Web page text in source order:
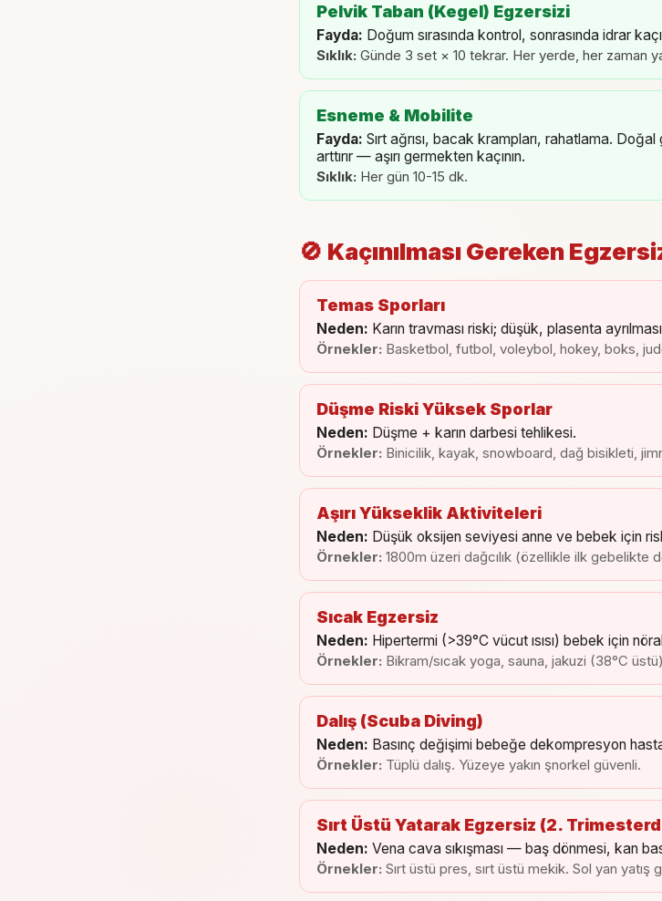
Pelvik Taban (Kegel) Egzersizi
Fayda: Doğum sırasında kontrol, sonrasında idrar
Sıklık: Günde 3 set × 10 tekrar. Her yerde, her zaman
Esneme & Mobilite
Fayda: Sırt ağrısı, bacak krampları, rahatlama.
arttırır — aşırı germekten kaçının.
Sıklık: Her gün 10-15 dk.
🚫 Kaçınılması Gereken
Temas Sporları
Neden: Karın travması riski; düşük, plasenta
Örnekler: Basketbol, futbol, voleybol, hokey, boks,
Düşme Riski Yüksek Sporlar
Neden: Düşme + karın darbesi tehlikesi.
Örnekler: Binicilik, kayak, snowboard, dağ bisikleti,
Aşırı Yükseklik Aktiviteleri
Neden: Düşük oksijen seviyesi anne ve bebek için
Örnekler: 1800m üzeri dağcılık (özellikle ilk gebelikte
Sıcak Egzersiz
Neden: Hipertermi (>39°C vücut ısısı) bebek için
Örnekler: Bikram/sıcak yoga, sauna, jakuzi (38°C
Dalış (Scuba Diving)
Neden: Basınç değişimi bebeğe dekompresyon
Örnekler: Tüplü dalış. Yüzeye yakın şnorkel güvenli.
Sırt Üstü Yatarak Egzersiz (2.
Neden: Vena cava sıkışması — baş dönmesi, kan
Örnekler: Sırt üstü pres, sırt üstü mekik. Sol yan yatış